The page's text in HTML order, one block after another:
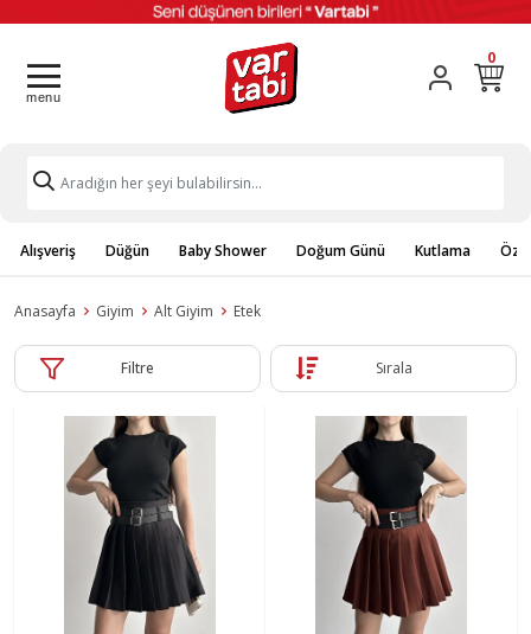
0
Alışveriş Düğün Baby Shower Doğum Günü Kutlama
Anasayfa Giyim Alt Giyim Etek
Filtre Sırala